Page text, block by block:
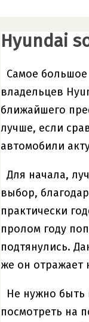
Hyundai
Самое
владельцев
ближайшего
лучше, если
автомобили
Для начала,
выбор,
практически
пролом году
подтянулись.
же он отражает
Не нужно быть
посмотреть на